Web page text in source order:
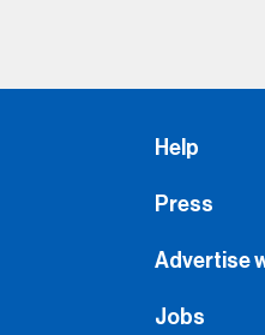
Help
Press
Advertise
Jobs